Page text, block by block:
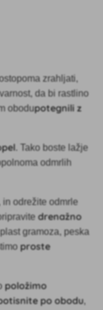
zrahljati,
da bi rastlino
obodupotegnili z
. Tako boste lažje
odmrlih
in odrežite odmrle
drenažno
gramoza, peska
proste
položimo
po obodu,